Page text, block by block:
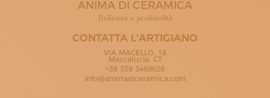
ISCRIVITI ALLA NEWSLETTER
ANIMA DI CERAMICA
Bellezza e profondità
CONTATTA L'ARTIGIANO
VIA MACELLO, 18
Mascalucia, CT
+39 339 3469628
info@animadiceramica.com